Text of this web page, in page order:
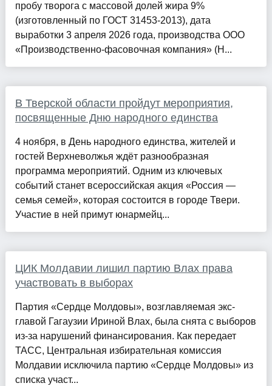
пробу творога с массовой долей жира 9%
(изготовленный по ГОСТ 31453-2013), дата
выработки 3 апреля 2026 года, производства ООО
«Производственно-фасовочная компания» (Н...
В Тверской области пройдут мероприятия,
посвященные Дню народного единства
4 ноября, в День народного единства, жителей и
гостей Верхневолжья ждёт разнообразная
программа мероприятий. Одним из ключевых
событий станет всероссийская акция «Россия —
семья семей», которая состоится в городе Твери.
Участие в ней примут юнармейц...
ЦИК Молдавии лишил партию Влах права
участвовать в выборах
Партия «Сердце Молдовы», возглавляемая экс-
главой Гагаузии Ириной Влах, была снята с выборов
из-за нарушений финансирования. Как передает
ТАСС, Центральная избирательная комиссия
Молдавии исключила партию «Сердце Молдовы» из
списка участ...